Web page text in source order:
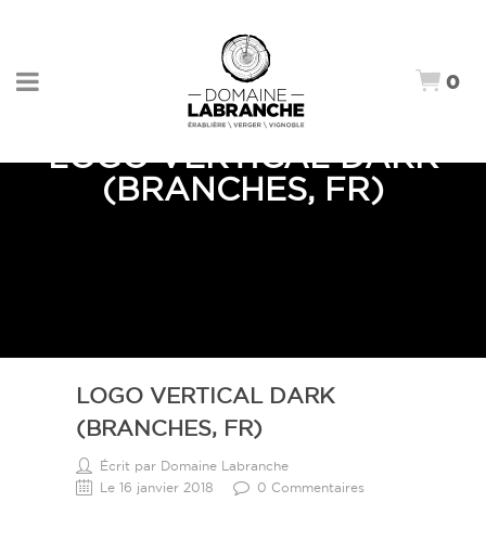
0
LOGO VERTICAL DARK
(BRANCHES, FR)
LOGO VERTICAL DARK
(BRANCHES, FR)
Écrit par Domaine Labranche
Le 16 janvier 2018
0 Commentaires